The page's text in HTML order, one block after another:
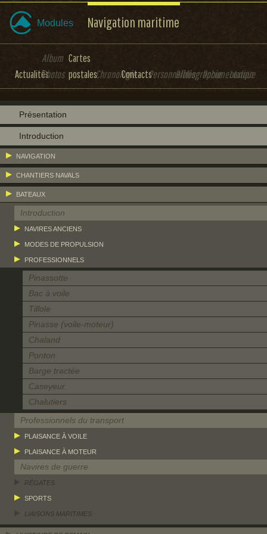
Modules Navigation maritime
Actualités
Album
Photos
Cartes
postalesChronologieContactsPersonnalitésBibliographieDocumentation
Lexique
Présentation
Introduction
NAVIGATION
CHANTIERS NAVALS
BATEAUX
Introduction
NAVIRES ANCIENS
MODES DE PROPULSION
PROFESSIONNELS
Pinassotte
Bac à voile
Tillole
Pinasse (voile-moteur)
Chaland
Ponton
Barge tractée
Caseyeur
Chalutiers
Professionnels du transport
PLAISANCE À VOILE
PLAISANCE À MOTEUR
Navires de guerre
RÉGATES
SPORTS
LIAISONS MARITIMES